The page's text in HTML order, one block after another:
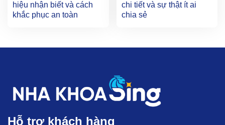
hiệu nhận biết và cách
khắc phục an toàn
chi tiết và sự thật ít ai
chia sẻ
Hỗ trợ khách hàng